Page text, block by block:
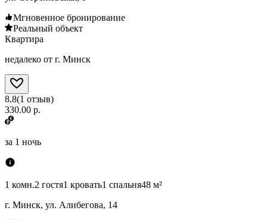
Мгновенное бронирование
Реальный объект
Квартира
недалеко от г. Минск
8.8(1 отзыв)
330.00 р.
за 1 ночь
1 комн.2 гостя1 кровать1 спальня48 м²
г. Минск, ул. Алибегова, 14